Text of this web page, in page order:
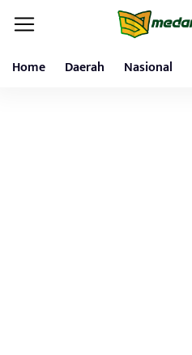
Home Daerah Nasional